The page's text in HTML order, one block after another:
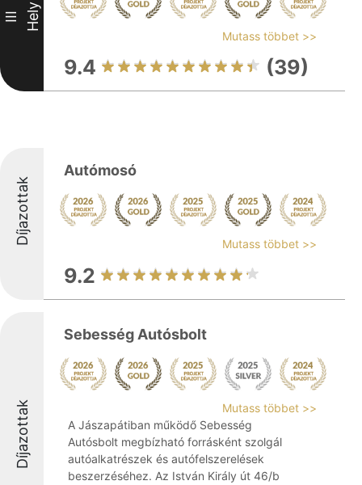
III Hely
Mutass többet >>
9.4 (39)
Díjazottak
Autómosó
Mutass többet >>
9.2
Díjazottak
Sebesség Autósbolt
Mutass többet >>
A Jászapátiban működő Sebesség
Autósbolt megbízható forrásként szolgál
autóalkatrészek és autófelszerelések
beszerzéséhez. Az István Király út 46/b